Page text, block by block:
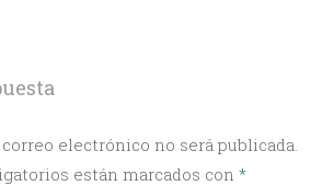
electrónico no será publicada.
están marcados con *